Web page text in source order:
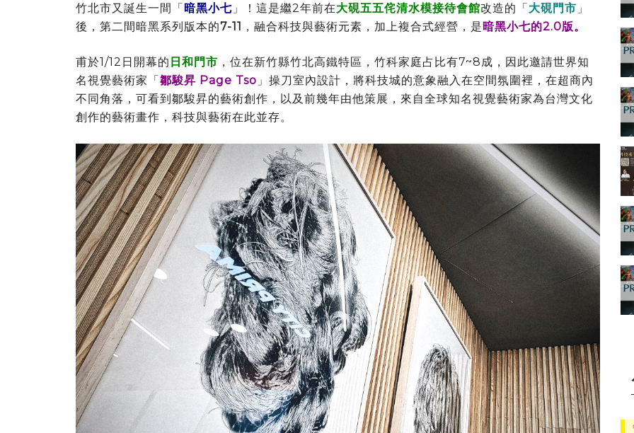
竹北市又誕生一間「暗黑小七 」！這是繼2年前在大硯五五侘清水模接待會館改造的「大硯門市 」
後，第二間暗黑系列版本的7-11 ，融合科技與藝術元素，加上複合式經營，是暗黑小七的2.0版。
甫於1/12日開幕的 日和門市 ，位在新竹縣竹北高鐵特區，竹科家庭占比有7~8成，因此邀請世界知
名視覺藝術家「鄒駿昇 Page Tso 」操刀室內設計，將科技城的意象融入在空間氛圍裡，在超商內
不同角落，可看到鄒駿昇的藝術創作，以及前幾年由他策展，來自全球知名視覺藝術家為台灣文化
創作的藝術畫作，科技與藝術在此並存。